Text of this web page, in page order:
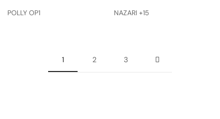
POLLY OP1 NAZARI +15
1 2 3